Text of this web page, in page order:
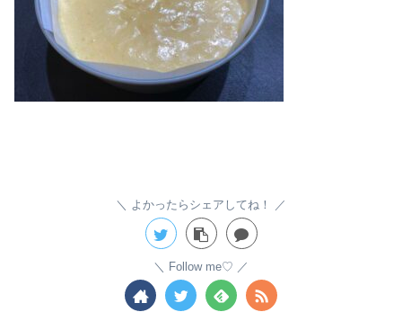
よかったらシェアしてね！
Follow me♡